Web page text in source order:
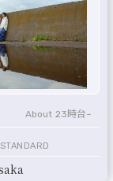
23時台